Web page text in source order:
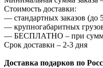
Стоимость доставки:
— стандартных заказов (до
— крупногабаритных
— БЕСПЛАТНО – при сумме
Срок доставки – 2-3 дня
Доставка подарков по